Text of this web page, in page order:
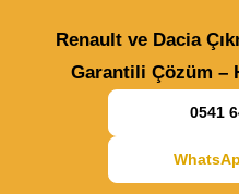
Renault ve Dacia
Garantili Çözüm –
0541